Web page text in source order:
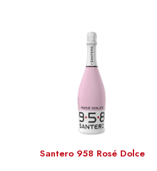
Santero 958 Rosé Dolce